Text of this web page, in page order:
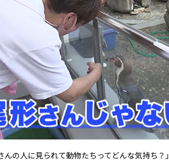
の人に見られて動物たちってどんな気持ち？」